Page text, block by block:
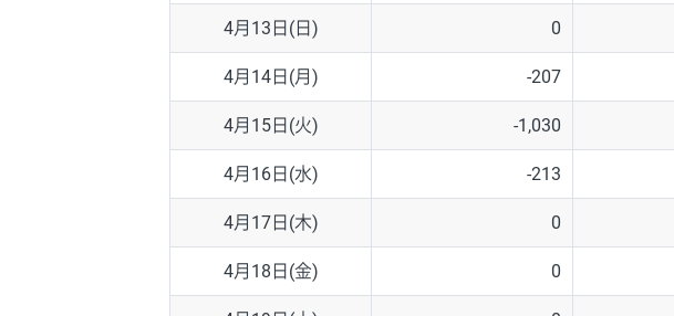
4月13日(日) 0
4月14日(月) -207
4月15日(火) -1,030
4月16日(水) -213
4月17日(木) 0
4月18日(金) 0